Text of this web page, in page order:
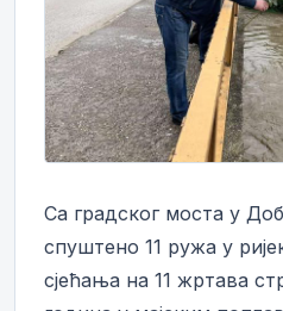
Са градског моста у
спуштено 11 ружа у
сјећања на 11 жртава